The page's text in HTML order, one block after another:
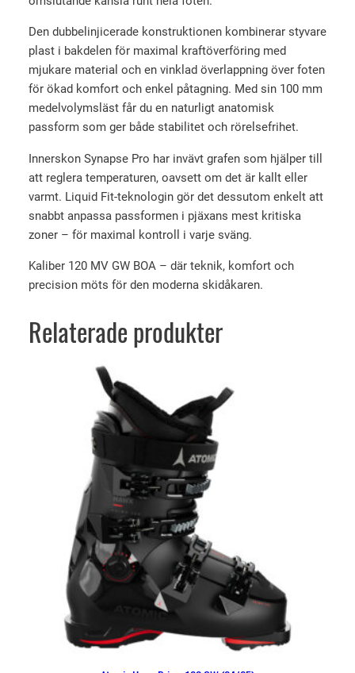
B
u
c
k
l
e
Den dubbelinjicerade konstruktionen kombinerar styvare
plast i bakdelen för maximal kraftöverföring med
mjukare material och en vinklad överlappning över foten
för ökad komfort och enkel påtagning. Med sin 100 mm
medelvolymsläst får du en naturligt anatomisk
passform som ger både stabilitet och rörelsefrihet.
Innerskon Synapse Pro har invävt grafen som hjälper till
att reglera temperaturen, oavsett om det är kallt eller
varmt. Liquid Fit-teknologin gör det dessutom enkelt att
snabbt anpassa passformen i pjäxans mest kritiska
zoner – för maximal kontroll i varje sväng.
Kaliber 120 MV GW BOA – där teknik, komfort och
precision möts för den moderna skidåkaren.
Relaterade produkter